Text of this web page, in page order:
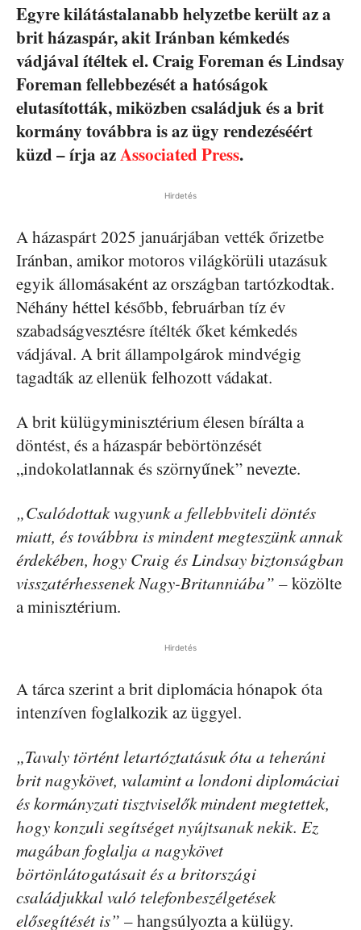
Egyre kilátástalanabb helyzetbe került az a
brit házaspár, akit Iránban kémkedés
vádjával ítéltek el. Craig Foreman és Lindsay
Foreman fellebbezését a hatóságok
elutasították, miközben családjuk és a brit
kormány továbbra is az ügy rendezéséért
küzd – írja azAssociated Press.
Hirdetés
A házaspárt 2025 januárjában vették őrizetbe
Iránban, amikor motoros világkörüli utazásuk
egyik állomásaként az országban tartózkodtak.
Néhány héttel később, februárban tíz év
szabadságvesztésre ítélték őket kémkedés
vádjával. A brit állampolgárok mindvégig
tagadták az ellenük felhozott vádakat.
A brit külügyminisztérium élesen bírálta a
döntést, és a házaspár bebörtönzését
„indokolatlannak és szörnyűnek” nevezte.
„Csalódottak vagyunk a fellebbviteli döntés
miatt, és továbbra is mindent megteszünk annak
érdekében, hogy Craig és Lindsay biztonságban
visszatérhessenek Nagy-Britanniába” – közölte
a minisztérium.
Hirdetés
A tárca szerint a brit diplomácia hónapok óta
intenzíven foglalkozik az üggyel.
„Tavaly történt letartóztatásuk óta a teheráni
brit nagykövet, valamint a londoni diplomáciai
és kormányzati tisztviselők mindent megtettek,
hogy konzuli segítséget nyújtsanak nekik. Ez
magában foglalja a nagykövet
börtönlátogatásait és a britországi
családjukkal való telefonbeszélgetések
elősegítését is” – hangsúlyozta a külügy.